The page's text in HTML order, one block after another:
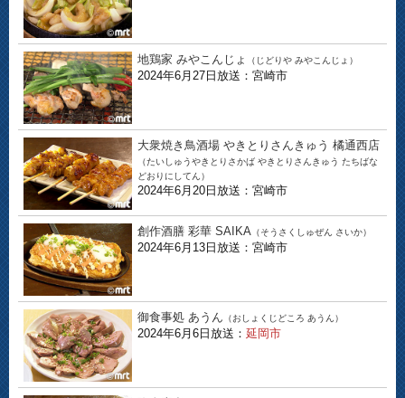
地鶏家 みやこんじょ （じどりや みやこんじょ）
2024年6月27日放送：宮崎市
大衆焼き鳥酒場 やきとりさんきゅう 橘通西店
（たいしゅうやきとりさかば やきとりさんきゅう たちばな
どおりにしてん）
2024年6月20日放送：宮崎市
創作酒膳 彩華 SAIKA （そうさくしゅぜん さいか）
2024年6月13日放送：宮崎市
御食事処 あうん （おしょくじどころ あうん）
2024年6月6日放送： 延岡市